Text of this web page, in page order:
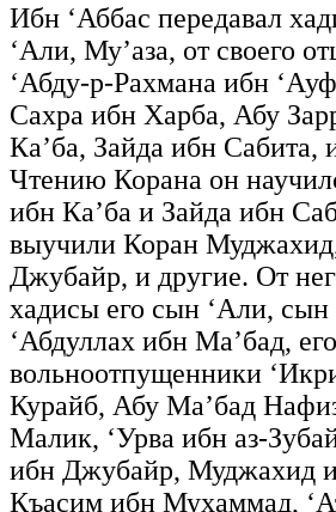
Ибн ‘Аббас передавал
‘Али, Му’аза, от своего
‘Абду-р-Рахмана ибн
Сахра ибн Харба, Абу
Ка’ба, Зайда ибн Сабита,
Чтению Корана он
ибн Ка’ба и Зайда ибн
выучили Коран
Джубайр, и другие. От
хадисы его сын ‘Али, сын
‘Абдуллах ибн Ма’бад, его
вольноотпущенники
Курайб, Абу Ма’бад
Малик, ‘Урва ибн аз-
ибн Джубайр, Муджахид
Къасим ибн Мухаммад,